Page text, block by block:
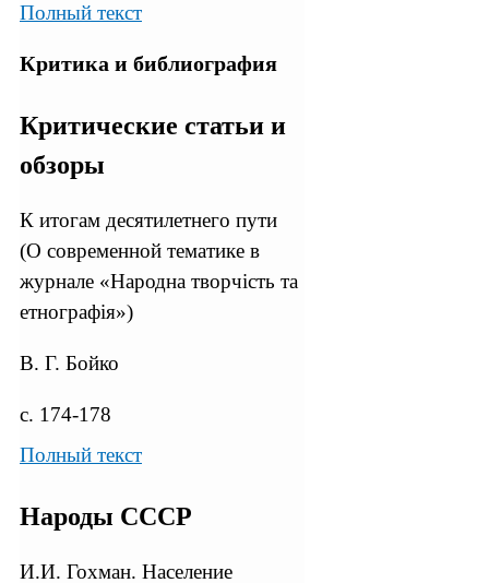
Полный текст
Критика и библиография
Критические статьи и
обзоры
К итогам десятилетнего пути
(О современной тематике в
журнале «Народна творчiсть та
етнографiя»)
В. Г. Бойко
с. 174-178
Полный текст
Народы СССР
И.И. Гохман. Население